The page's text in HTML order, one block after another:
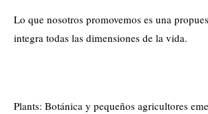
Lo que nosotros promovemos es una
integra todas las dimensiones de la vida.
Plants: Botánica y pequeños agricultores